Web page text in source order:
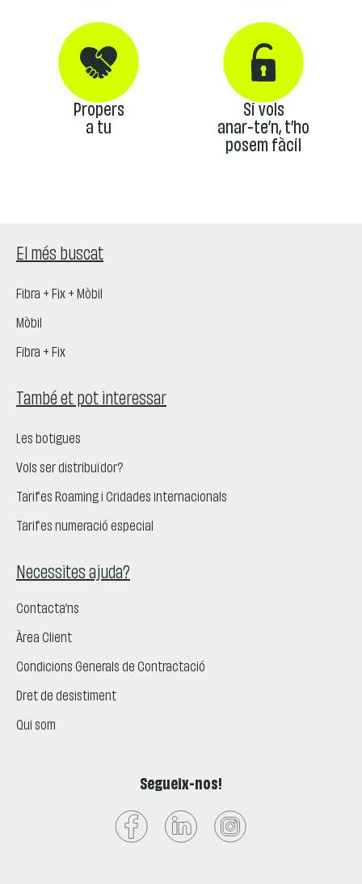
Propers
a tu
Si vols
anar-te’n, t’ho
posem fàcil
El més buscat
Fibra + Fix + Mòbil
Mòbil
Fibra + Fix
També et pot interessar
Les botigues
Vols ser distribuïdor?
Tarifes Roaming i Cridades internacionals
Tarifes numeració especial
Necessites ajuda?
Contacta’ns
Àrea Client
Condicions Generals de Contractació
Dret de desistiment
Qui som
Segueix-nos!